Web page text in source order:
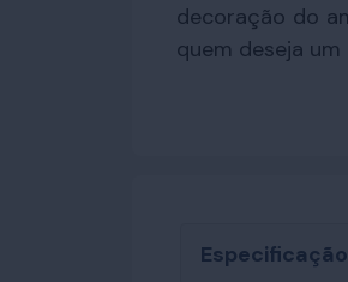
decoração do
quem deseja